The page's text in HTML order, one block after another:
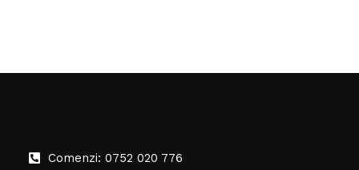
Comenzi: 0752 020 776